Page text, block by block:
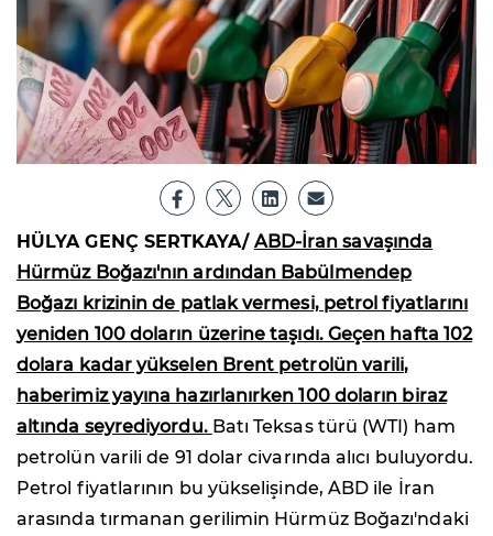
HÜLYA GENÇ SERTKAYA/ ABD-İran savaşında
Hürmüz Boğazı'nın ardından Babülmendep
Boğazı krizinin de patlak vermesi, petrol fiyatlarını
yeniden 100 doların üzerine taşıdı. Geçen hafta 102
dolara kadar yükselen Brent petrolün varili,
haberimiz yayına hazırlanırken 100 doların biraz
altında seyrediyordu. Batı Teksas türü (WTI) ham
petrolün varili de 91 dolar civarında alıcı buluyordu.
Petrol fiyatlarının bu yükselişinde, ABD ile İran
arasında tırmanan gerilimin Hürmüz Boğazı'ndaki